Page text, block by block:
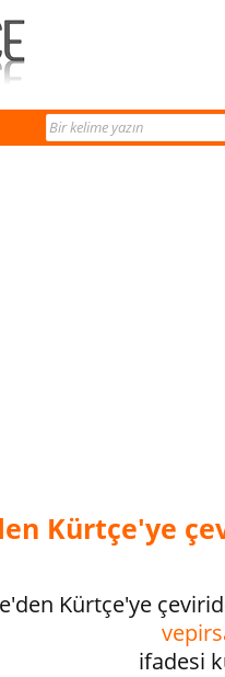
Kürtçe'ye
Kürtçe'ye
ifadesi